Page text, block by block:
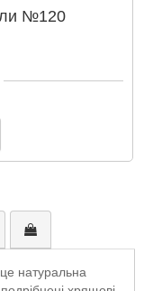
№120
натуральна